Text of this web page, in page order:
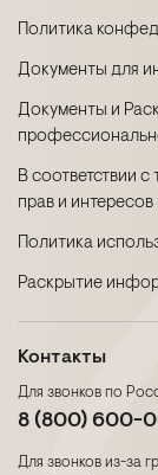
Политика
Документы для
Документы и
В соответствии
прав и
Политика
Раскрытие
Контакты
Для звонков по
8 (800) 600-
Для звонков из-за